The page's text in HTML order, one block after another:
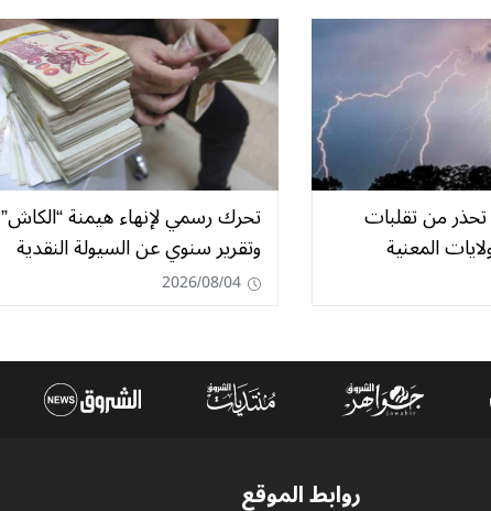
تحذر من تقلبات
المعنية
تحرك رسمي لإنهاء هيمنة “الكاش”
وتقرير سنوي عن السيولة النقدية
2026/08/04
روابط الموقع